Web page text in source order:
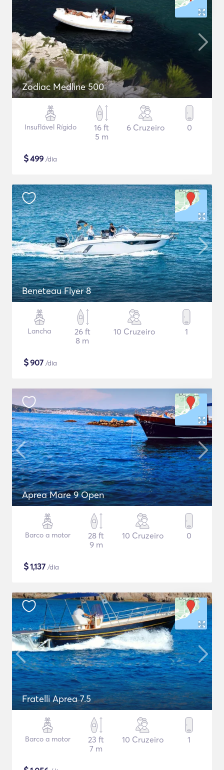
Zodiac Medline 500
Insuflável Rígido
16 ft
5 m
6 Cruzeiro 0
$499 /dia
Beneteau Flyer 8
Lancha
26 ft
8 m
10 Cruzeiro 1
$907 /dia
Aprea Mare 9 Open
Barco a motor
28 ft
9 m
10 Cruzeiro 0
$1,137 /dia
Fratelli Aprea 7.5
Barco a motor
23 ft
7 m
10 Cruzeiro 1